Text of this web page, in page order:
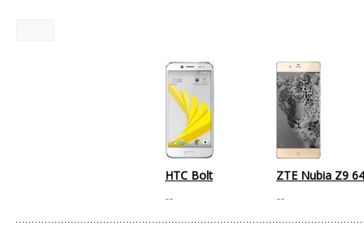
HTC Bolt
--
ZTE Nubia Z9
--